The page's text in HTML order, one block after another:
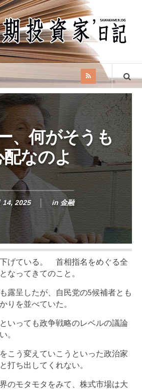
、何がそうも
配なのよ
14, 2025 in 金融
げている。 首相指名をめぐる全
なってきてのこと。
露呈したが、自民党の5候補者とも
りを並べていた。
いっても政争戦略のレベルの議論
。
こう変えていこうといった政治家
打ち出してくれない。
のモタモタをみて、株式市場は大